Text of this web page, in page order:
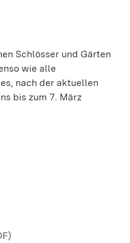
Schlösser und Gärten
wie alle
nach der aktuellen
bis zum 7. März